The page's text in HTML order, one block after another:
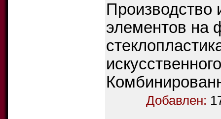
Производство
элементов на
Добавлен: